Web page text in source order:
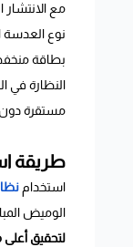
مع الانتشار
نوع العدسة
بطاقة
النظارة في
مستقرة
طريقة
استخدام
الوميض
لتحقيق